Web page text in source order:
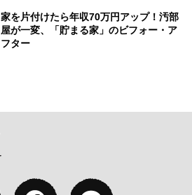
家を片付けたら年収70万円アップ！汚部
屋が一変、「貯まる家」のビフォー・ア
フター